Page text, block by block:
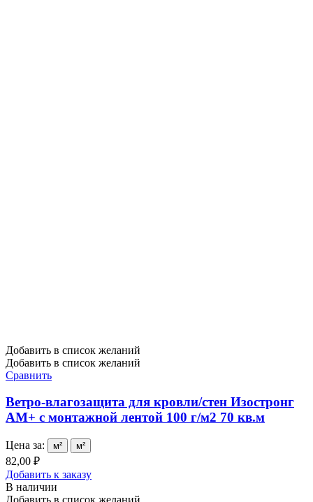
Добавить в список желаний
Добавить в список желаний
Сравнить
Ветро-влагозащита для кровли/стен Изостронг
АМ+ с монтажной лентой 100 г/м2 70 кв.м
Цена за: м² м²
82,00 ₽
Добавить к заказу
В наличии
Добавить в список желаний